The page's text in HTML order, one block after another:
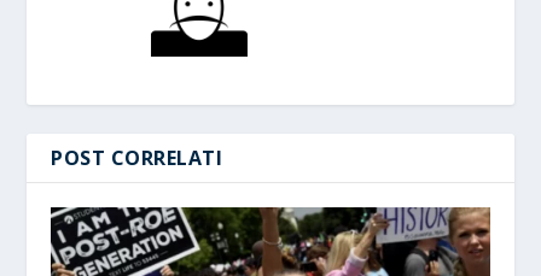
POST CORRELATI